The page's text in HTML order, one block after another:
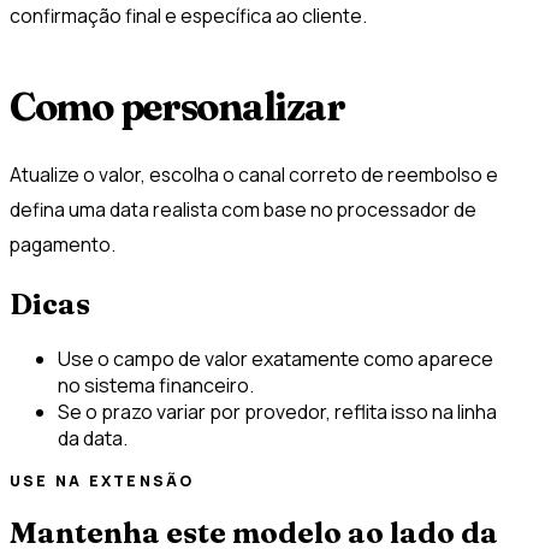
confirmação final e específica ao cliente.
Como personalizar
Atualize o valor, escolha o canal correto de reembolso e
defina uma data realista com base no processador de
pagamento.
Dicas
Use o campo de valor exatamente como aparece
no sistema financeiro.
Se o prazo variar por provedor, reflita isso na linha
da data.
USE NA EXTENSÃO
Mantenha este modelo ao lado da